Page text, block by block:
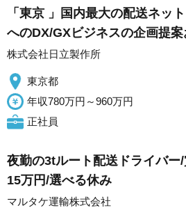
「東京 」国内最大の配送ネッ
へのDX/GXビジネスの企画提案
株式会社日立製作所
東京都
年収780万円～960万円
正社員
夜勤の3tルート配送ドライバー
15万円/選べる休み
マルタケ運輸株式会社